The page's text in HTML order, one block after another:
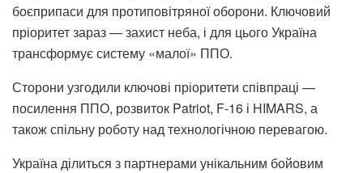
боєприпаси для протиповітряної оборони. Ключовий
пріоритет зараз — захист неба, і для цього Україна
трансформує систему «малої» ППО.
Сторони узгодили ключові пріоритети співпраці —
посилення ППО, розвиток Patriot, F-16 і HIMARS, а
також спільну роботу над технологічною перевагою.
Україна ділиться з партнерами унікальним бойовим